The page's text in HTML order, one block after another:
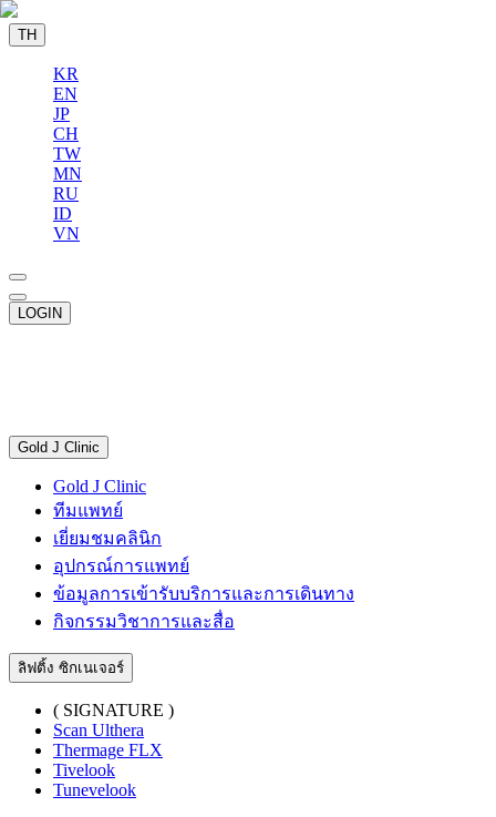
TH
KR
EN
JP
CH
TW
MN
RU
ID
VN
LOGIN
Gold J Clinic
Gold J Clinic
ทีมแพทย์
เยี่ยมชมคลินิก
อุปกรณ์การแพทย์
ข้อมูลการเข้ารับบริการและการเดินทาง
กิจกรรมวิชาการและสื่อ
ลิฟติ้ง ซิกเนเจอร์
( SIGNATURE )
Scan Ulthera
Thermage FLX
Tivelook
Tunevelook